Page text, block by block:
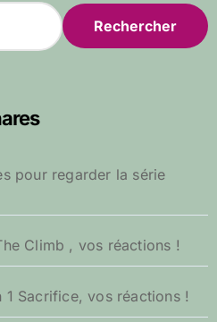
pour regarder la série
Climb , vos réactions !
Sacrifice, vos réactions !